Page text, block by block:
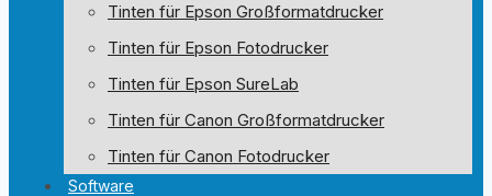
Tinten für Epson Großformatdrucker
Tinten für Epson Fotodrucker
Tinten für Epson SureLab
Tinten für Canon Großformatdrucker
Tinten für Canon Fotodrucker
Software